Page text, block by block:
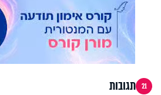
21 תגובות